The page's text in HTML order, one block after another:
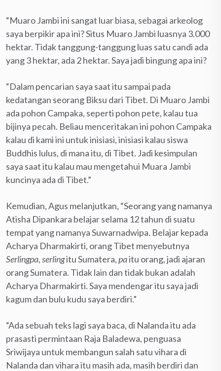
“Muaro Jambi ini sangat luar biasa, sebagai arkeolog
saya berpikir apa ini? Situs Muaro Jambi luasnya 3.000
hektar. Tidak tanggung-tanggung luas satu candi ada
yang 3 hektar, ada 2 hektar. Saya jadi bingung apa ini?
“Dalam pencarian saya saat itu sampai pada
kedatangan seorang Biksu dari Tibet. Di Muaro Jambi
ada pohon Campaka, seperti pohon pete, kalau tua
bijinya pecah. Beliau menceritakan ini pohon Campaka
kalau di kami ini untuk inisiasi, inisiasi kalau siswa
Buddhis lulus, di mana itu, di Tibet. Jadi kesimpulan
saya saat itu kalau mau mengetahui Muara Jambi
kuncinya ada di Tibet.”
Kemudian, Agus melanjutkan, “Seorang yang namanya
Atisha Dipankara belajar selama 12 tahun di suatu
tempat yang namanya Suwarnadwipa. Belajar kepada
Acharya Dharmakirti, orang Tibet menyebutnya
Serlingpa,serlingitu Sumatera,paitu orang, jadi ajaran
orang Sumatera. Tidak lain dan tidak bukan adalah
Acharya Dharmakirti. Saya mendengar itu saya jadi
kagum dan bulu kudu saya berdiri.”
“Ada sebuah teks lagi saya baca, di Nalanda itu ada
prasasti permintaan Raja Baladewa, penguasa
Sriwijaya untuk membangun salah satu vihara di
Nalanda dan vihara itu masih ada, masih berdiri dan